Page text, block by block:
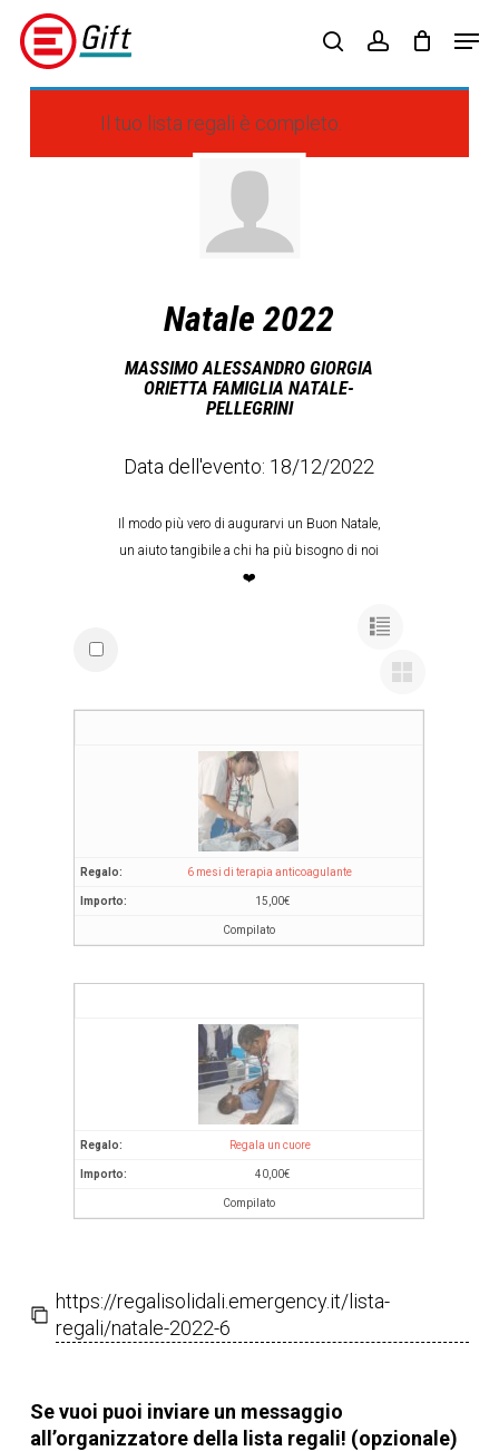
Skip
main
content
searchaccount
Il tuo lista regali è completo.
Natale 2022
MASSIMO ALESSANDRO GIORGIA
ORIETTA FAMIGLIA NATALE-
PELLEGRINI
Data dell'evento: 18/12/2022
Il modo più vero di augurarvi un Buon Natale,
un aiuto tangibile a chi ha più bisogno di noi
❤️
6 mesi di terapia anticoagulante
15,00€
Compilato
Regala un cuore
40,00€
Compilato
https://regalisolidali.emergency.it/lista-
regali/natale-2022-6
Se vuoi puoi inviare un messaggio
all’organizzatore della lista regali! (opzionale)